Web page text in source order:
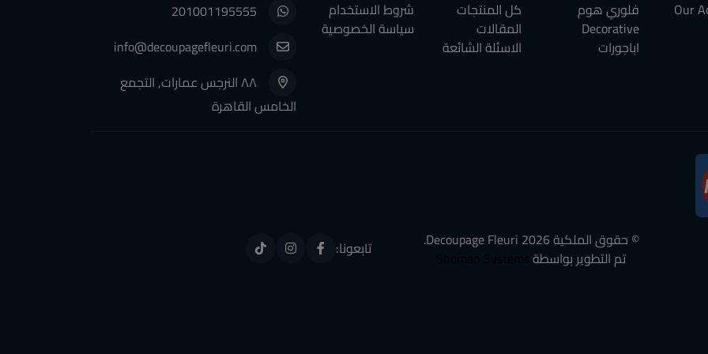
Our
فلوري هوم
Decorative
اباجورات
كل المنتجات
المقالات
الاسئلة الشائعة
شروط الاستخدام
سياسة الخصوصية
201001195555
info@decoupagefleuri.com
٨٨ النرجس عمارات, التجمع
الخامس القاهرة
© حقوق الملكية2026
تم التطوير بواسطة
تابعونا: